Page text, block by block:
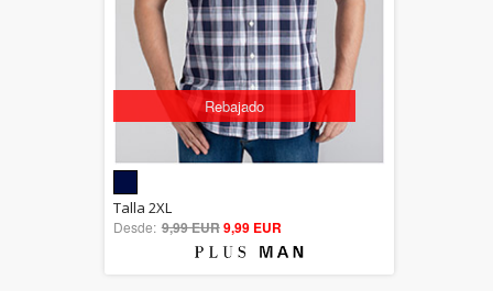
Rebajado
out of 5
Talla 2XL
Desde: 9,99 EUR9,99 EUR